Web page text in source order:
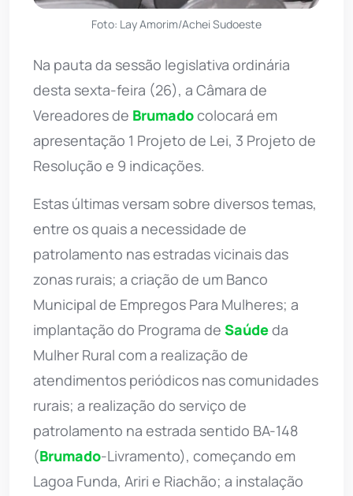
Foto: Lay Amorim/Achei Sudoeste
Na pauta da sessão legislativa ordinária
desta sexta-feira (26), a Câmara de
Vereadores de Brumadocolocará em
apresentação 1 Projeto de Lei, 3 Projeto de
Resolução e 9 indicações.
Estas últimas versam sobre diversos temas,
entre os quais a necessidade de
patrolamento nas estradas vicinais das
zonas rurais; a criação de um Banco
Municipal de Empregos Para Mulheres; a
implantação do Programa de Saúdeda
Mulher Rural com a realização de
atendimentos periódicos nas comunidades
rurais; a realização do serviço de
patrolamento na estrada sentido BA-148
(Brumado-Livramento), começando em
Lagoa Funda, Ariri e Riachão; a instalação